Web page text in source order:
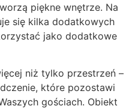
piękne wnętrze. Na
się kilka dodatkowych
jako dodatkowe
niż tylko przestrzeń –
które pozostawi
gościach. Obiekt